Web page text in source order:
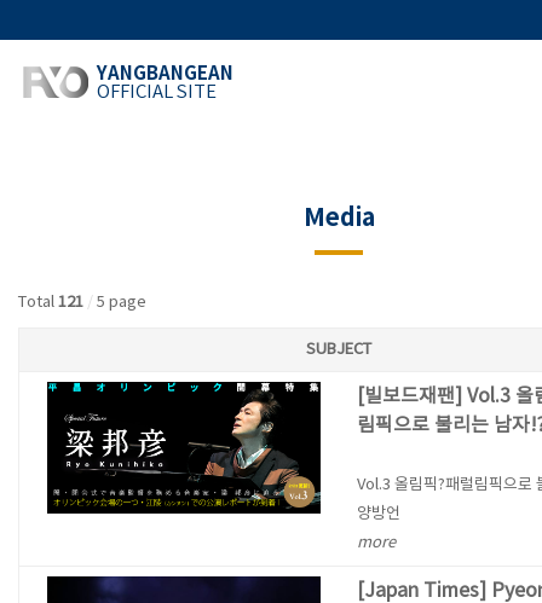
YANGBANGEAN
OFFICIAL SITE
Media
Total 121 / 5 page
SUBJECT
[빌보드재팬] Vol.3 올
림픽으로 불리는 남자
Vol.3 올림픽?패럴림픽으로
양방언
more
[Japan Times]